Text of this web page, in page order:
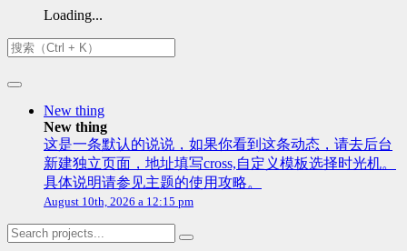
Loading...
New thing
New thing
这是一条默认的说说，如果你看到这条动态，请去后台
新建独立页面，地址填写cross,自定义模板选择时光机。
具体说明请参见主题的使用攻略。
August 10th, 2026 a 12:15 pm